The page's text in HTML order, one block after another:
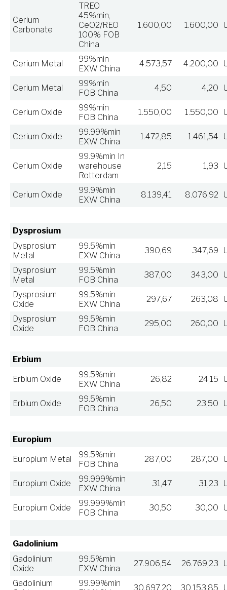
Cerium
Carbonate
TREO
45%min,
CeO2/REO
100% FOB
China
1.600,00 1.600,00
Cerium Metal
99%min
EXW China
4.573,57 4.200,00
Cerium Metal
99%min
FOB China
4,50 4,20
Cerium Oxide
99%min
FOB China
1.550,00 1.550,00
Cerium Oxide
99.99%min
EXW China
1.472,85 1.461,54
Cerium Oxide
99.9%min In
warehouse
Rotterdam
2,15 1,93
Cerium Oxide
99.9%min
EXW China
8.139,41 8.076,92
Dysprosium
Dysprosium
Metal
99.5%min
EXW China
390,69 347,69
Dysprosium
Metal
99.5%min
FOB China
387,00 343,00
Dysprosium
Oxide
99.5%min
EXW China
297,67 263,08
Dysprosium
Oxide
99.5%min
FOB China
295,00 260,00
Erbium
Erbium Oxide
99.5%min
EXW China
26,82 24,15
Erbium Oxide
99.5%min
FOB China
26,50 23,50
Europium
Europium Metal
99.5%min
FOB China
287,00 287,00
Europium Oxide
99.999%min
EXW China
31,47 31,23
Europium Oxide
99.999%min
FOB China
30,50 30,00
Gadolinium
Gadolinium
Oxide
99.5%min
EXW China
27.906,54 26.769,23
Gadolinium
99.99%min
30.697,20 30.153,85